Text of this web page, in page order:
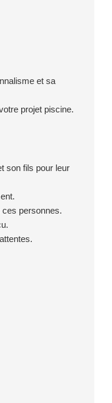
et sa
projet piscine.
son fils pour leur
personnes.